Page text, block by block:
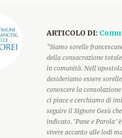
ARTICOLO DI:
“Siamo sorelle
della consacrazione
in comunità.
desideriamo essere
conoscere la
ci piace e cerchiamo di
seguire il Signore Gesù
indicato. "Pane e Parola"
vivere accanto alle lodi